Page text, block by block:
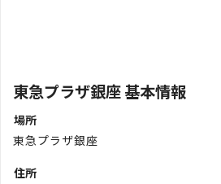
東急プラザ銀座 基本情報
場所
東急プラザ銀座
住所